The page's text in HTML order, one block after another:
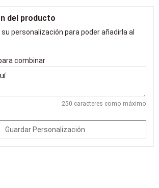
del producto
su personalización para poder añadirla al
combinar
250 caracteres como máximo
Guardar Personalización